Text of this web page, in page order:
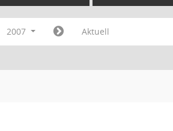
2007 Aktuell